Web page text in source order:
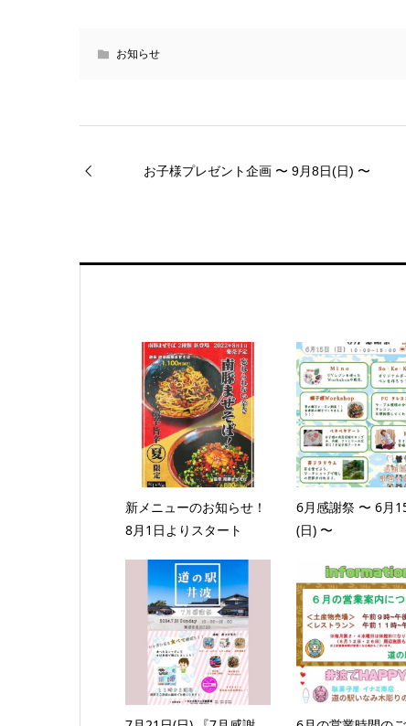
お知らせ
お子様プレゼント企画 〜 9月8日(日) 〜
新メニューのお知らせ！
8月1日よりスタート
6月感謝祭 〜 6月
(日) 〜